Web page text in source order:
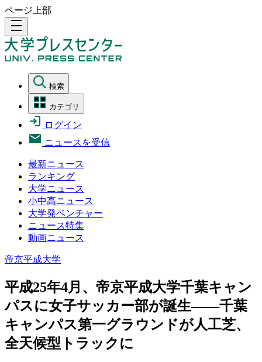
ページ上部
density_medium
検索
カテゴリ
ログイン
ニュースを受信
最新ニュース
ランキング
大学ニュース
小中高ニュース
大学発ベンチャー
ニュース特集
動画ニュース
帝京平成大学
平成25年4月、帝京平成大学千葉キャン
パスに女子サッカー部が誕生――千葉
キャンパス第一グラウンドが人工芝、
全天候型トラックに